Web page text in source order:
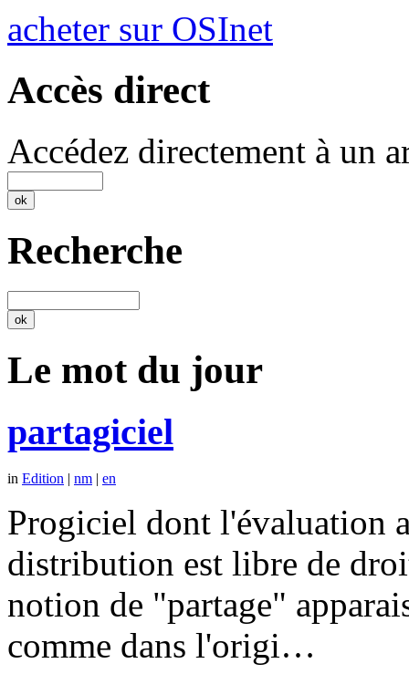
acheter sur OSInet
Accès direct
Accédez directement à un
Recherche
Le mot du jour
partagiciel
in Edition | nm | en
Progiciel dont l'évaluation
distribution est libre de
notion de "partage"
comme dans l'origi…